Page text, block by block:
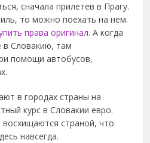
сначала прилетев в Прагу.
то можно поехать на нем.
права оригинал. А когда
в Словакию, там
помощи автобусов,
в городах страны на
курс в Словакии евро.
страной, что
навсегда.